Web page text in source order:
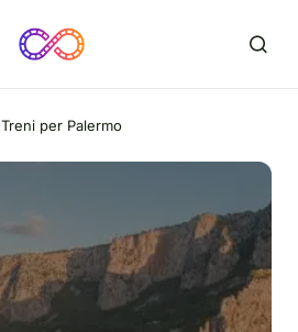
Treni per Palermo